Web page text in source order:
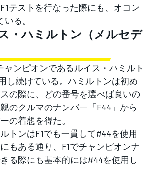
テストを行なった際にも、オコン
る。
・ハミルトン（メルセデ
ャンピオンであるルイス・ハミルト
し続けている。ハミルトンは初め
の際に、どの番号を選べば良いの
のクルマのナンバー「F44」から
の着想を得た。
トンはF1でも一貫して#44を使用
もある通り、F1でチャンピオンナ
る際にも基本的には#44を使用し